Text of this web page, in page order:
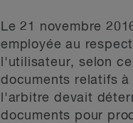
Le 21 novembre
employée au
l'utilisateur, selon
documents relatifs
l'arbitre devait
documents pour